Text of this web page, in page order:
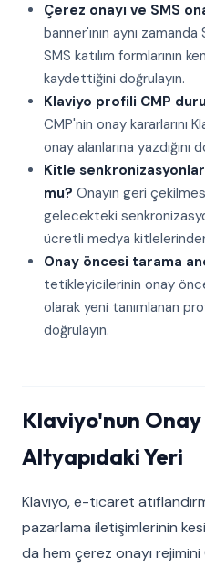
Çerez onayı ve SMS
banner'ının aynı zamanda
SMS katılım formlarının
kaydettiğini doğrulayın.
Klaviyo profili CMP
CMP'nin onay kararlarını
onay alanlarına yazdığını
Kitle
mu? Onayın geri
gelecekteki
ücretli medya kitlelerinden
Onay öncesi tarama
tetikleyicilerinin onay
olarak yeni tanımlanan
doğrulayın.
Klaviyo'nun
Altyapıdaki Yeri
Klaviyo, e-ticaret
pazarlama iletişimlerinin
da hem çerez onayı rejimini